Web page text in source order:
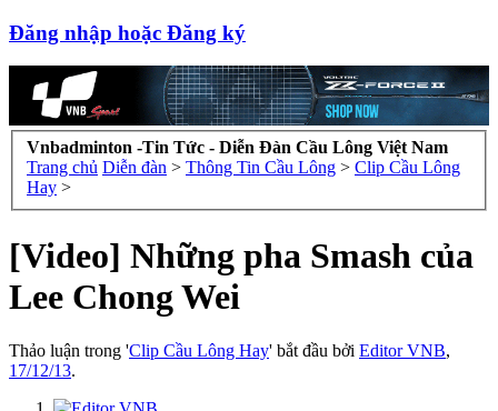
Đăng nhập hoặc Đăng ký
Vnbadminton -Tin Tức - Diễn Đàn Cầu Lông Việt Nam
Trang chủ Diễn đàn > Thông Tin Cầu Lông > Clip Cầu Lông
Hay >
[Video] Những pha Smash của
Lee Chong Wei
Thảo luận trong 'Clip Cầu Lông Hay' bắt đầu bởi Editor VNB,
17/12/13.